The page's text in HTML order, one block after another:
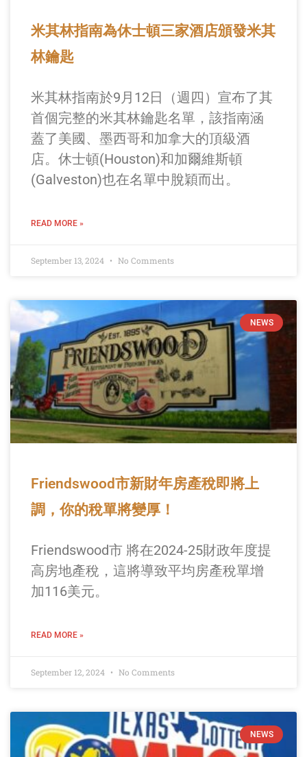
米其林指南為休士頓三家酒店頒發米其
林鑰匙
米其林指南於9月12日（週四）宣布了其
首個完整的米其林鑰匙名單，該指南涵
蓋了美國、墨西哥和加拿大的頂級酒
店。休士頓(Houston)和加爾維斯頓
(Galveston)也在名單中脫穎而出。
READ MORE »
September 13, 2024 No Comments
NEWS
Friendswood市新財年房產稅即將上
調，你的稅單將變厚！
Friendswood市 將在2024-25財政年度提
高房地產稅，這將導致平均房產稅單增
加116美元。
READ MORE »
September 12, 2024 No Comments
NEWS